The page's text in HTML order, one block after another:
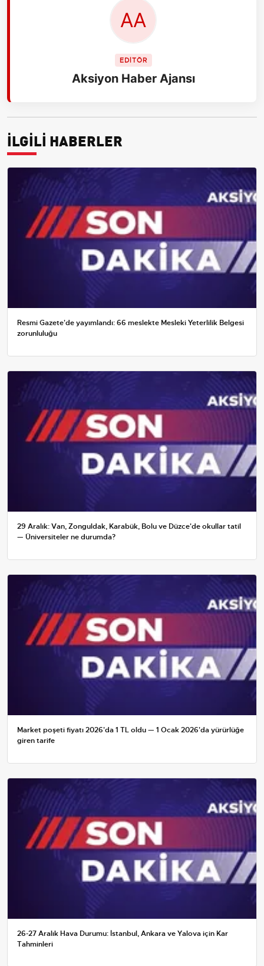
EDİTÖR
Aksiyon Haber Ajansı
İLGİLİ HABERLER
Resmi Gazete'de yayımlandı: 66 meslekte Mesleki Yeterlilik Belgesi
zorunluluğu
29 Aralık: Van, Zonguldak, Karabük, Bolu ve Düzce'de okullar tatil
— Üniversiteler ne durumda?
Market poşeti fiyatı 2026'da 1 TL oldu — 1 Ocak 2026'da yürürlüğe
giren tarife
26-27 Aralık Hava Durumu: İstanbul, Ankara ve Yalova için Kar
Tahminleri